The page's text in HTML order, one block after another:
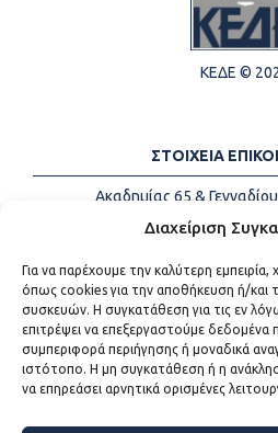
Διαχείριση
Για να παρέχουμε την καλύτερη εμπειρία,
όπως cookies για την αποθήκευση ή/και
συσκευών. Η συγκατάθεση για τις εν
επιτρέψει να επεξεργαστούμε
συμπεριφορά περιήγησης ή μοναδικά
ιστότοπο. Η μη συγκατάθεση ή η
να επηρεάσει αρνητικά ορισμένες
ΚΕΔΕ ©
ΣΤΟΙΧΕΙΑ
Ακαδημίας 65 &
Τηλέφωνα:
+30
Email:
ΧΡΗΣΙΜΟΙ
Η ΚΕΔΕ
Sitemap